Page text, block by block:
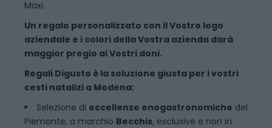
Maxi.
Un regalo personalizzato con il Vostro logo
aziendale e i colori della Vostra azienda darà
maggior pregio ai Vostri doni.
Regali Digusto è la soluzione giusta per i vostri
cesti natalizi a Modena:
Selezione di eccellenze enogastronomiche del
Piemonte, a marchio Becchis, esclusive e non in